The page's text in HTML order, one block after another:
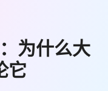
为什么大
它